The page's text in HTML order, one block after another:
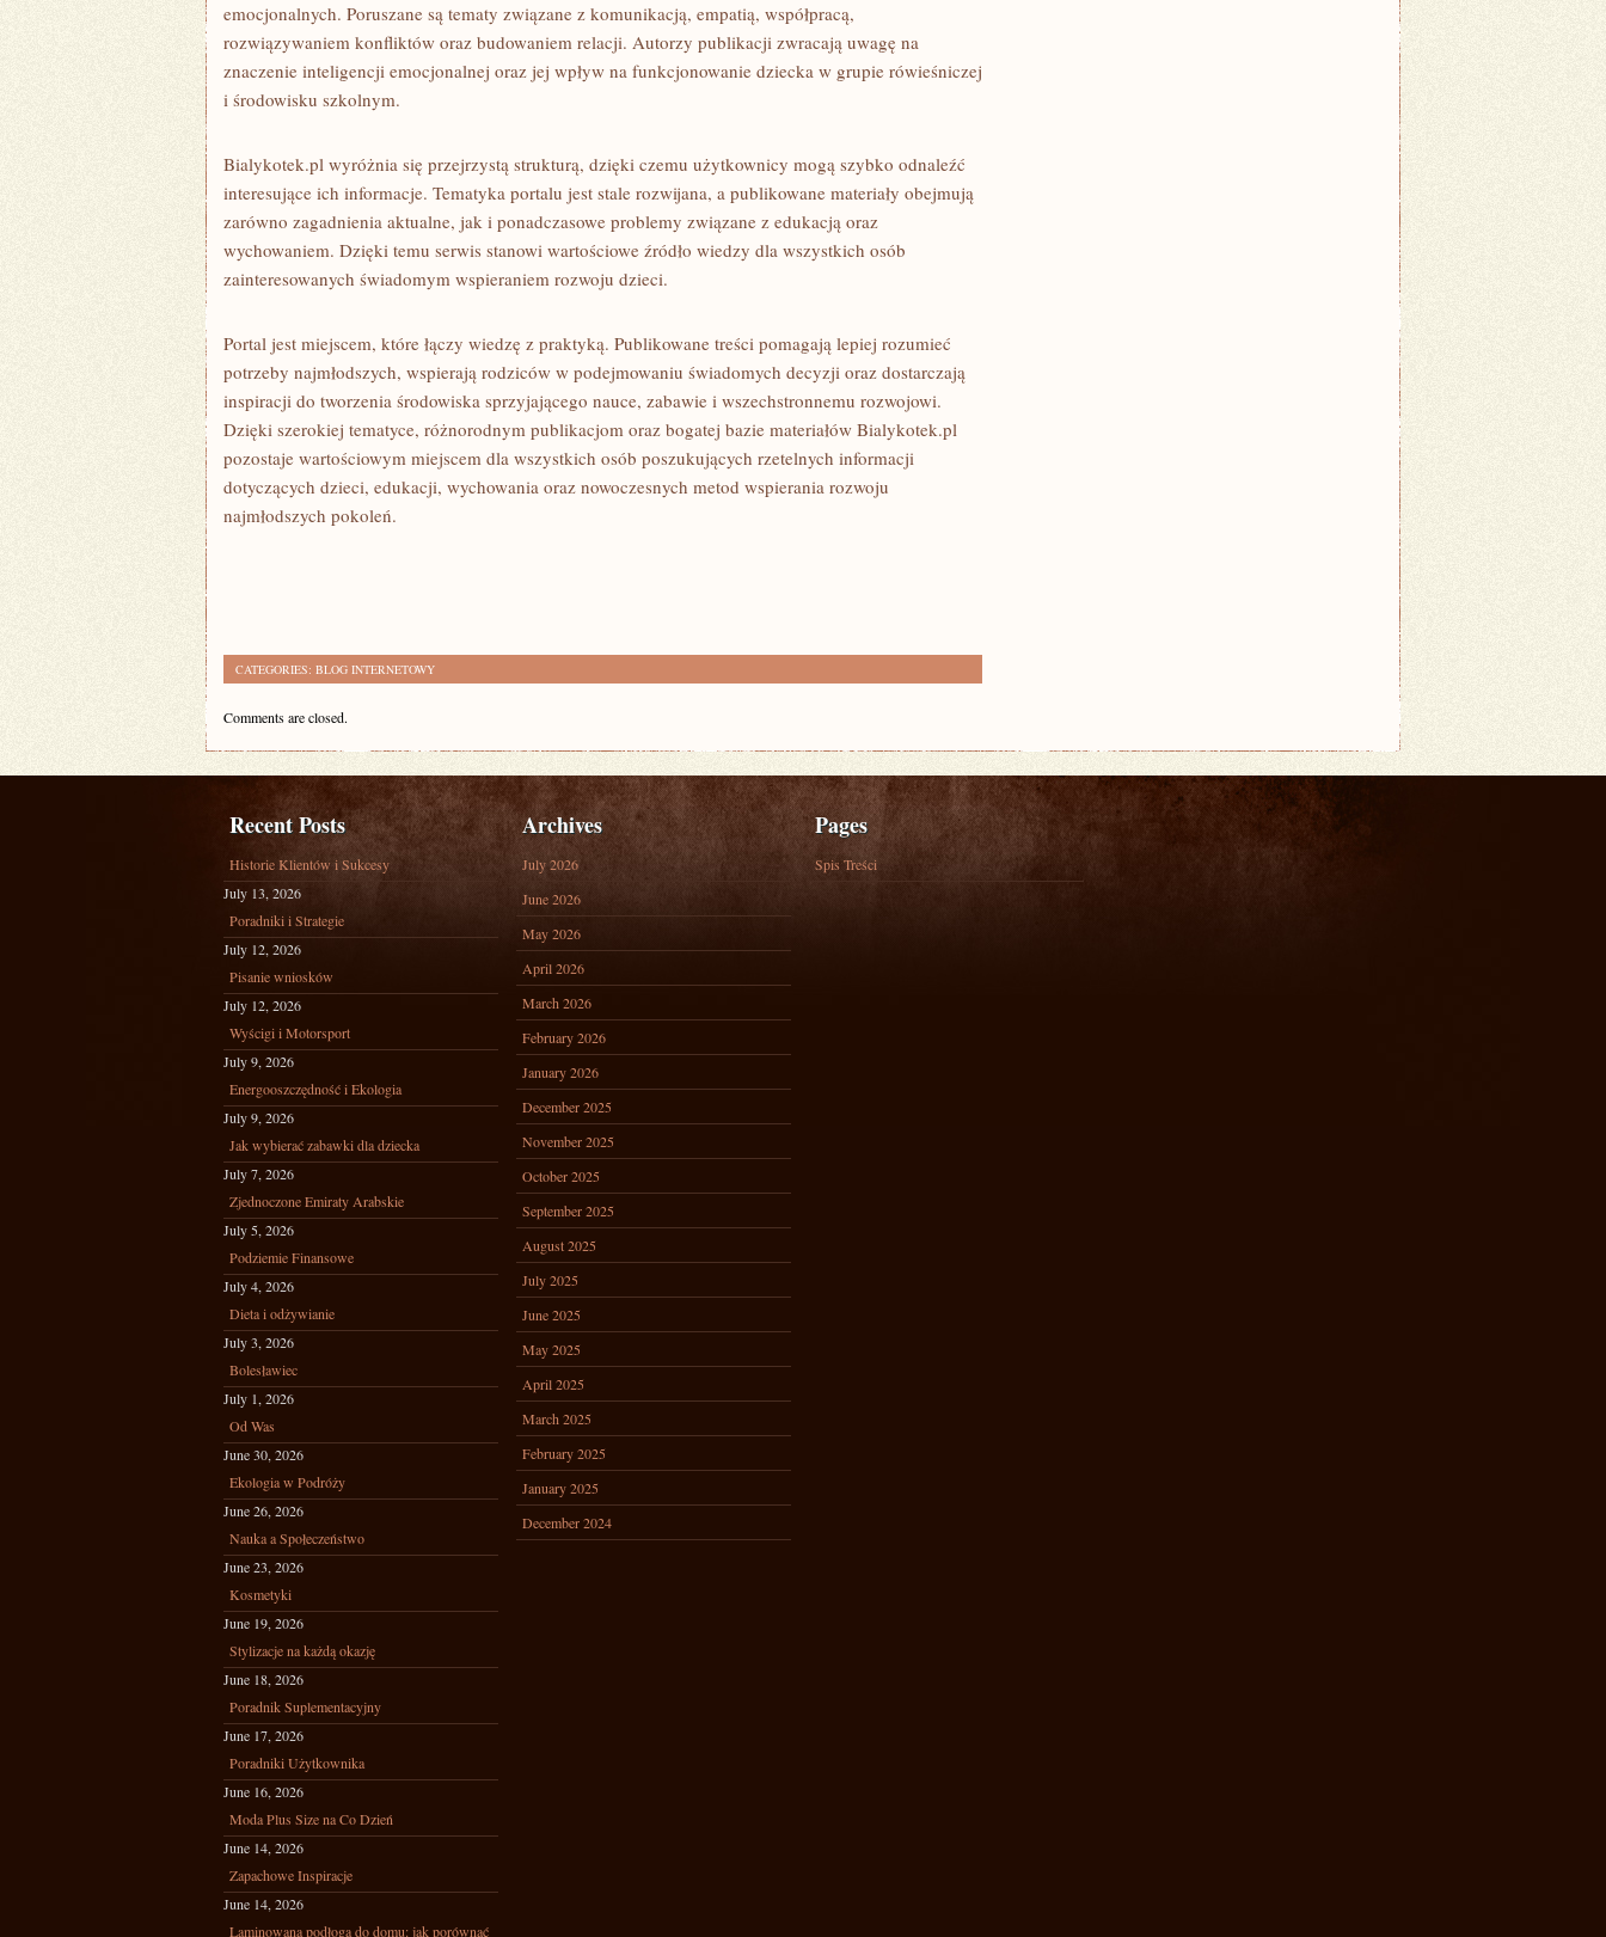
emocjonalnych. Poruszane są tematy związane z komunikacją, empatią, współpracą,
rozwiązywaniem konfliktów oraz budowaniem relacji. Autorzy publikacji zwracają uwagę na
znaczenie inteligencji emocjonalnej oraz jej wpływ na funkcjonowanie dziecka w grupie rówieśniczej
i środowisku szkolnym.
Bialykotek.pl wyróżnia się przejrzystą strukturą, dzięki czemu użytkownicy mogą szybko odnaleźć
interesujące ich informacje. Tematyka portalu jest stale rozwijana, a publikowane materiały obejmują
zarówno zagadnienia aktualne, jak i ponadczasowe problemy związane z edukacją oraz
wychowaniem. Dzięki temu serwis stanowi wartościowe źródło wiedzy dla wszystkich osób
zainteresowanych świadomym wspieraniem rozwoju dzieci.
Portal jest miejscem, które łączy wiedzę z praktyką. Publikowane treści pomagają lepiej rozumieć
potrzeby najmłodszych, wspierają rodziców w podejmowaniu świadomych decyzji oraz dostarczają
inspiracji do tworzenia środowiska sprzyjającego nauce, zabawie i wszechstronnemu rozwojowi.
Dzięki szerokiej tematyce, różnorodnym publikacjom oraz bogatej bazie materiałów Bialykotek.pl
pozostaje wartościowym miejscem dla wszystkich osób poszukujących rzetelnych informacji
dotyczących dzieci, edukacji, wychowania oraz nowoczesnych metod wspierania rozwoju
najmłodszych pokoleń.
CATEGORIES: BLOG INTERNETOWY
Comments are closed.
Recent Posts
Historie Klientów i Sukcesy
July 13, 2026
Poradniki i Strategie
July 12, 2026
Pisanie wniosków
July 12, 2026
Wyścigi i Motorsport
July 9, 2026
Energooszczędność i Ekologia
July 9, 2026
Jak wybierać zabawki dla dziecka
July 7, 2026
Zjednoczone Emiraty Arabskie
July 5, 2026
Podziemie Finansowe
July 4, 2026
Dieta i odżywianie
July 3, 2026
Bolesławiec
July 1, 2026
Od Was
June 30, 2026
Ekologia w Podróży
June 26, 2026
Nauka a Społeczeństwo
June 23, 2026
Kosmetyki
June 19, 2026
Stylizacje na każdą okazję
June 18, 2026
Poradnik Suplementacyjny
June 17, 2026
Poradniki Użytkownika
June 16, 2026
Moda Plus Size na Co Dzień
June 14, 2026
Zapachowe Inspiracje
June 14, 2026
Laminowana podłoga do domu: jak porównać
Archives
July 2026
June 2026
May 2026
April 2026
March 2026
February 2026
January 2026
December 2025
November 2025
October 2025
September 2025
August 2025
July 2025
June 2025
May 2025
April 2025
March 2025
February 2025
January 2025
December 2024
Pages
Spis Treści